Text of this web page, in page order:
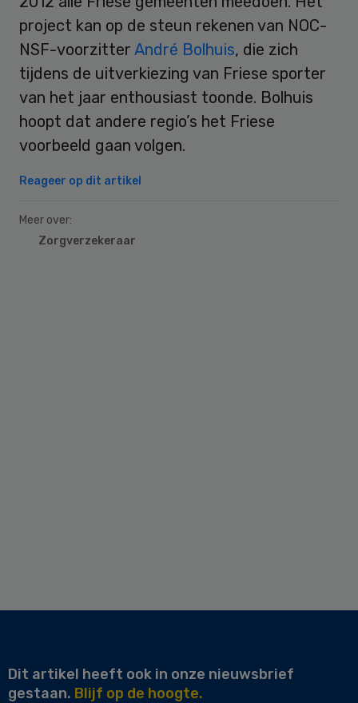
project kan op de steun rekenen van NOC-
NSF-voorzitter André Bolhuis, die zich
tijdens de uitverkiezing van Friese sporter
van het jaar enthousiast toonde. Bolhuis
hoopt dat andere regio’s het Friese
voorbeeld gaan volgen.
Reageer op dit artikel
Meer over:
Zorgverzekeraar
Dit artikel heeft ook in onze nieuwsbrief
gestaan. Blijf op de hoogte.